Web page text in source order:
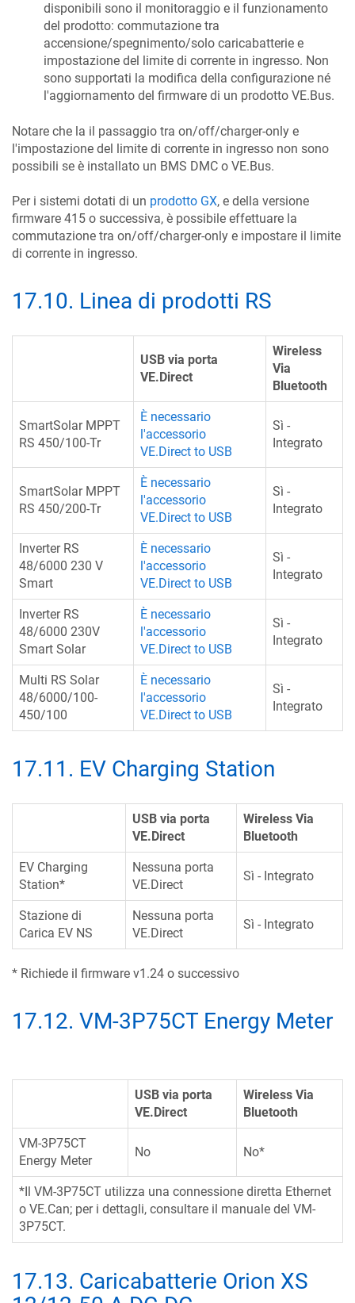
disponibili sono il monitoraggio e il funzionamento
del prodotto: commutazione tra
accensione/spegnimento/solo caricabatterie e
impostazione del limite di corrente in ingresso. Non
sono supportati la modifica della configurazione né
l'aggiornamento del firmware di un prodotto VE.Bus.
Notare che la il passaggio tra on/off/charger-only e
l'impostazione del limite di corrente in ingresso non sono
possibili se è installato un BMS DMC o VE.Bus.
Per i sistemi dotati di un prodotto GX, e della versione
firmware 415 o successiva, è possibile effettuare la
commutazione tra on/off/charger-only e impostare il limite
di corrente in ingresso.
17.10. Linea di prodotti RS
USB via porta
VE.Direct
Wireless
Via
Bluetooth
SmartSolar MPPT
RS 450/100-Tr
È necessario
l'accessorio
VE.Direct to USB
Sì -
Integrato
SmartSolar MPPT
RS 450/200-Tr
È necessario
l'accessorio
VE.Direct to USB
Sì -
Integrato
Inverter RS
48/6000 230 V
Smart
È necessario
l'accessorio
VE.Direct to USB
Sì -
Integrato
Inverter RS
48/6000 230V
Smart Solar
È necessario
l'accessorio
VE.Direct to USB
Sì -
Integrato
Multi RS Solar
48/6000/100-
450/100
È necessario
l'accessorio
VE.Direct to USB
Sì -
Integrato
17.11 . EV Charging Station
USB via porta
VE.Direct
Wireless Via
Bluetooth
EV Charging
Station*
Nessuna porta
VE.Direct
Sì - Integrato
Stazione di
Carica EV NS
Nessuna porta
VE.Direct
Sì - Integrato
* Richiede il firmware v1.24 o successivo
17.12. VM-3P75CT Energy Meter
USB via porta
VE.Direct
Wireless Via
Bluetooth
VM-3P75CT
Energy Meter
No No*
*Il VM-3P75CT utilizza una connessione diretta Ethernet
o VE.Can; per i dettagli, consultare il manuale del VM-
3P75CT.
17.13. Caricabatterie Orion XS